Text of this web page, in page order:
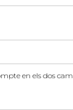
en els dos